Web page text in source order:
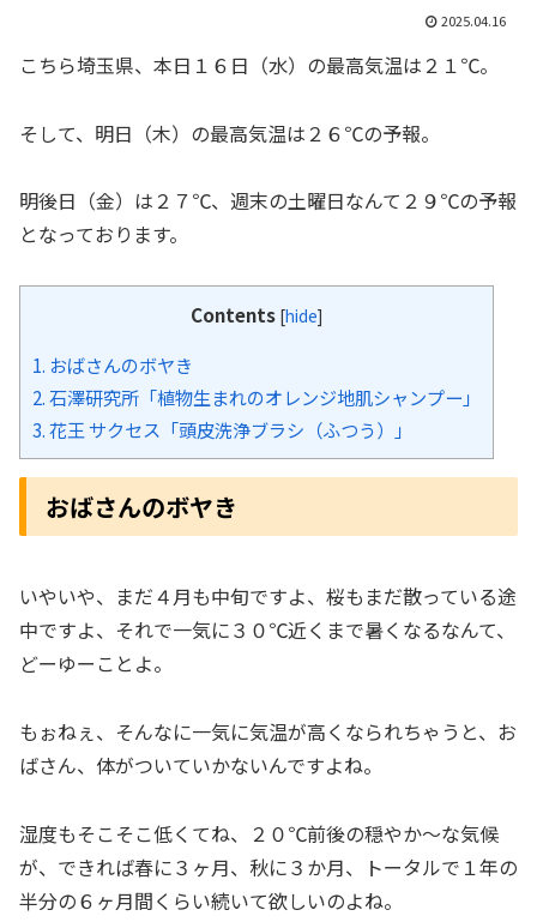
2025.04.16
こちら埼玉県、本日１６日（水）の最高気温は２１℃。
そして、明日（木）の最高気温は２６℃の予報。
明後日（金）は２７℃、週末の土曜日なんて２９℃の予報
となっております。
Contents [hide]
1. おばさんのボヤき
2.石澤研究所「植物生まれのオレンジ地肌シャンプー」
3.花王 サクセス「頭皮洗浄ブラシ（ふつう）」
おばさんのボヤき
いやいや、まだ４月も中旬ですよ、桜もまだ散っている途
中ですよ、それで一気に３０℃近くまで暑くなるなんて、
どーゆーことよ。
もぉねぇ、そんなに一気に気温が高くなられちゃうと、お
ばさん、体がついていかないんですよね。
湿度もそこそこ低くてね、２０℃前後の穏やか～な気候
が、できれば春に３ヶ月、秋に３か月、トータルで１年の
半分の６ヶ月間くらい続いて欲しいのよね。